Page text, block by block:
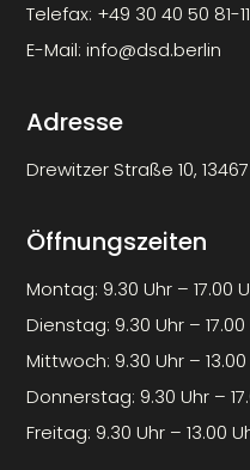
Telefax: +49 30 40 50 81-11
E-Mail:info@dsd.berlin
Adresse
Drewitzer Straße 10,
Öffnungszeiten
Montag: 9.30 Uhr – 17.00
Dienstag: 9.30 Uhr – 17.00
Mittwoch: 9.30 Uhr –
Donnerstag: 9.30 Uhr –
Freitag: 9.30 Uhr – 13.00